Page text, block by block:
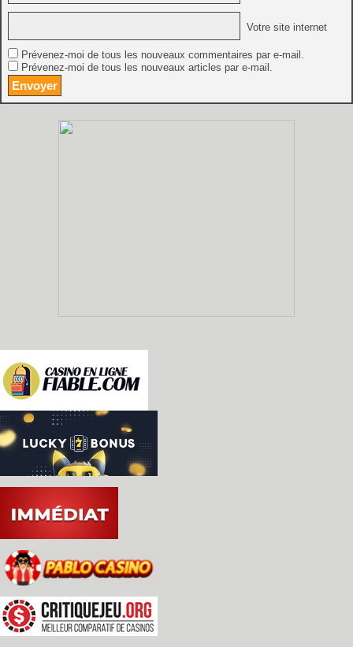
Votre site internet
Prévenez-moi de tous les nouveaux commentaires par e-mail.
Prévenez-moi de tous les nouveaux articles par e-mail.